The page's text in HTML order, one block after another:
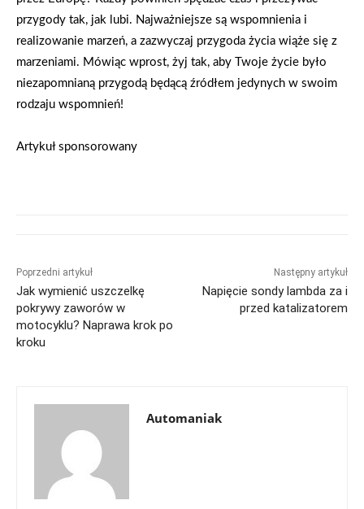
przygody tak, jak lubi. Najważniejsze są wspomnienia i
realizowanie marzeń, a zazwyczaj przygoda życia wiąże się z
marzeniami. Mówiąc wprost, żyj tak, aby Twoje życie było
niezapomnianą przygodą będącą źródłem jedynych w swoim
rodzaju wspomnień!
Artykuł sponsorowany
Poprzedni artykuł
Jak wymienić uszczelkę
pokrywy zaworów w
motocyklu? Naprawa krok po
kroku
Następny artykuł
Napięcie sondy lambda za i
przed katalizatorem
Automaniak